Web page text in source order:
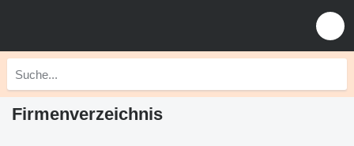
Firmenverzeichnis